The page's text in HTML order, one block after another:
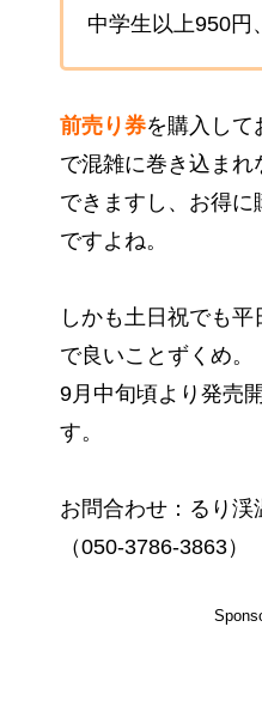
中学生以上950円
前売り券を購入して
で混雑に巻き込ま
できますし、お得に
ですよね。
しかも土日祝でも
で良いことずくめ。
9月中旬頃より発売
す。
お問合わせ：るり渓
（050-3786-3863）